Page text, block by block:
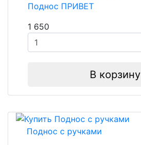
Поднос ПРИВЕТ
1 650
В корзину
Поднос с ручками